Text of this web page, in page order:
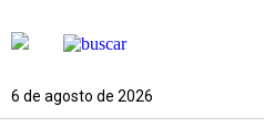
6 de agosto de 2026